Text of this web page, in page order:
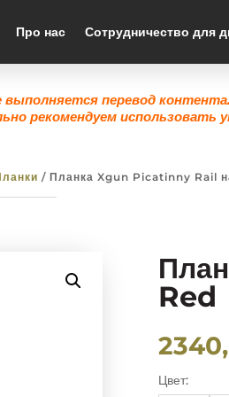
Про нас Сотрудничество для
перевод
рекомендуем использовать
/ Планка Xgun Picatinny Rail
Red
Цвет: